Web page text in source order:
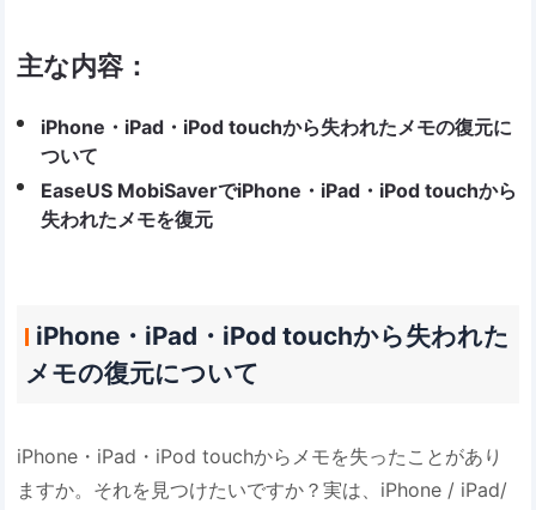
主な内容：
iPhone・iPad・iPod touchから失われたメモの復元に
ついて
EaseUS MobiSaverでiPhone・iPad・iPod touchから
失われたメモを復元
iPhone・iPad・iPod touchから失われた
メモの復元について
iPhone・iPad・iPod touchからメモを失ったことがあり
ますか。それを見つけたいですか？実は、iPhone / iPad/